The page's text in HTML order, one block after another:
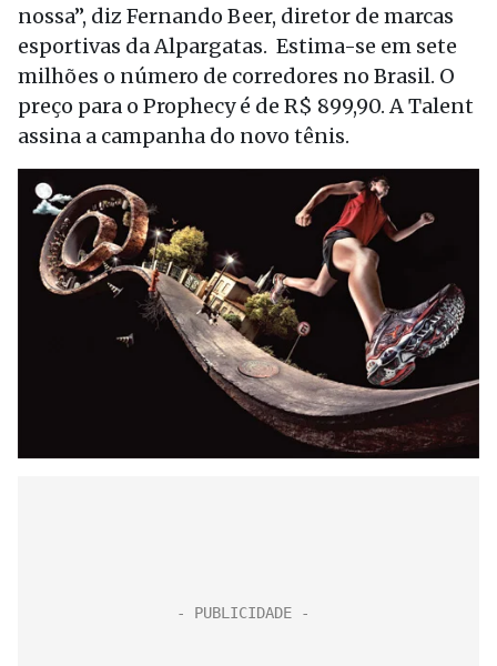
nossa”, diz Fernando Beer, diretor de marcas
esportivas da Alpargatas. Estima-se em sete
milhões o número de corredores no Brasil. O
preço para o Prophecy é de R$ 899,90. A Talent
assina a campanha do novo tênis.